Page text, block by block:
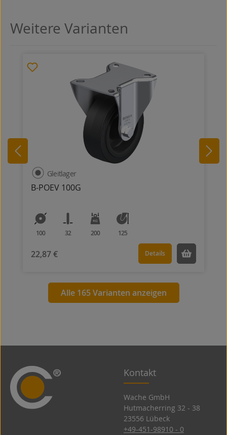
Produktgalerie überspringen
Weitere Varianten
B-POEV 100G
Gleitlager
100 32 200 125
22,87 € Details
Alle 165 Varianten anzeigen
Kontakt
Wache GmbH
Hutmacherring 32 ­- 38
23556 Lübeck
+49-451-98910 - 0